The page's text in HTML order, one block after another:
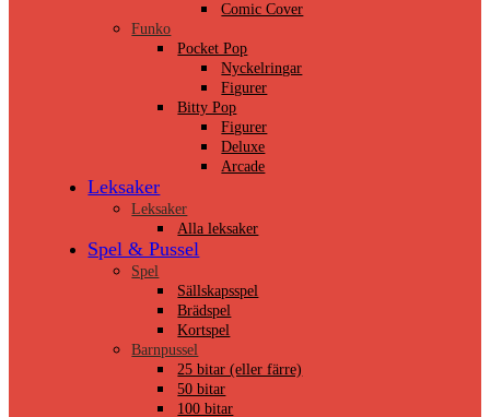
Comic Cover
Funko
Pocket Pop
Nyckelringar
Figurer
Bitty Pop
Figurer
Deluxe
Arcade
Leksaker
Leksaker
Alla leksaker
Spel & Pussel
Spel
Sällskapsspel
Brädspel
Kortspel
Barnpussel
25 bitar (eller färre)
50 bitar
100 bitar